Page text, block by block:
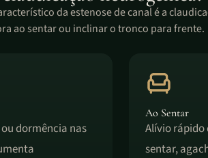
da estenose de canal é a
ao sentar ou inclinar o tronco para frente.
dormência nas
Ao Sentar
Alívio rápido
sentar,